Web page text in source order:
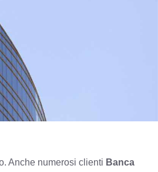
Anche numerosi clienti Banca